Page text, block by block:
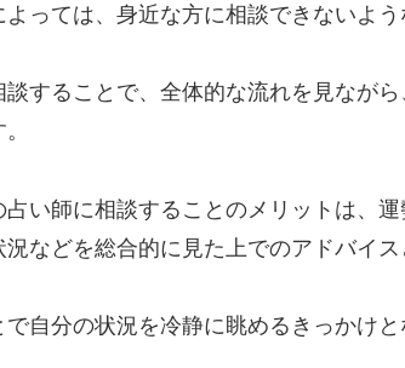
っては、身近な方に相談できないよう
することで、全体的な流れを見なが
い師に相談することのメリットは、
などを総合的に見た上でのアドバイス
で自分の状況を冷静に眺めるきっかけ